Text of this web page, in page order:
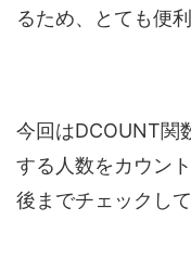
るため、とても便
今回はDCOUNT関
する人数をカウン
後までチェックして